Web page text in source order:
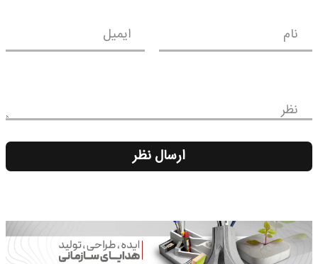
نام ایمیل
نظر
ارسال نظر